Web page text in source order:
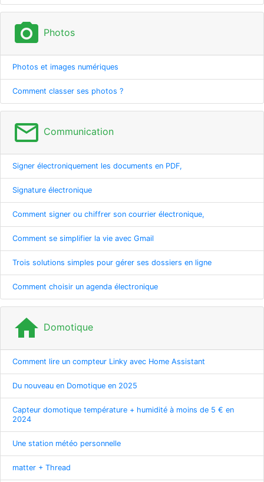
photo_camera Photos
Photos et images numériques
Comment classer ses photos ?
mail_outline Communication
Signer électroniquement les documents en PDF,
Signature électronique
Comment signer ou chiffrer son courrier électronique,
Comment se simplifier la vie avec Gmail
Trois solutions simples pour gérer ses dossiers en ligne
Comment choisir un agenda électronique
home Domotique
Comment lire un compteur Linky avec Home Assistant
Du nouveau en Domotique en 2025
Capteur domotique température + humidité à moins de 5 € en
2024
Une station météo personnelle
matter + Thread